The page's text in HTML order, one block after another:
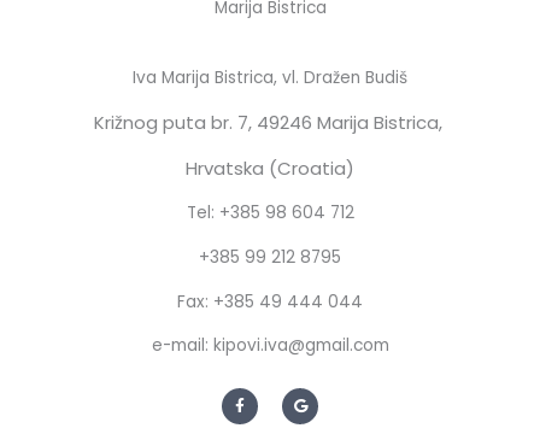
Marija Bistrica
Iva Marija Bistrica, vl. Dražen Budiš
Križnog puta br. 7, 49246 Marija Bistrica,
Hrvatska (Croatia)
Tel: +385 98 604 712
+385 99 212 8795
Fax: +385 49 444 044
e-mail: kipovi.iva@gmail.com
F
a
c
G
o
o